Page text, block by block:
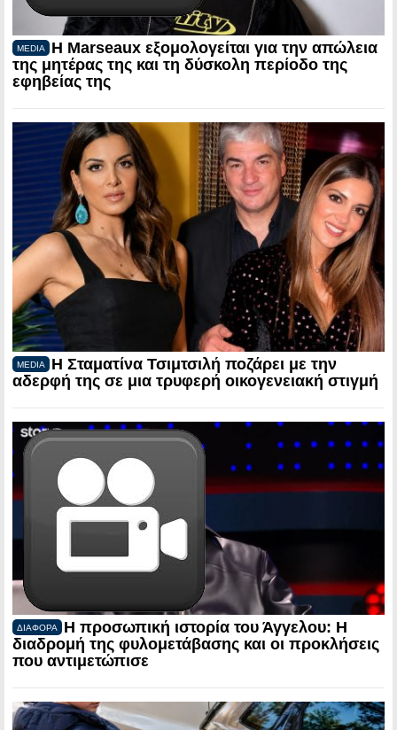
MEDIA
Η Marseaux εξομολογείται για την απώλεια
της μητέρας της και τη δύσκολη περίοδο της
εφηβείας της
MEDIA
Η Σταματίνα Τσιμτσιλή ποζάρει με την
αδερφή της σε μια τρυφερή οικογενειακή στιγμή
ΔΙΑΦΟΡΑ
Η προσωπική ιστορία του Άγγελου: Η
διαδρομή της φυλομετάβασης και οι προκλήσεις
που αντιμετώπισε